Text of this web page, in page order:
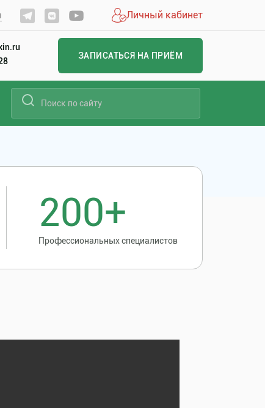
Личный кабинет
ЗАПИСАТЬСЯ НА ПРИЁМ
200+
Профессиональных специалистов